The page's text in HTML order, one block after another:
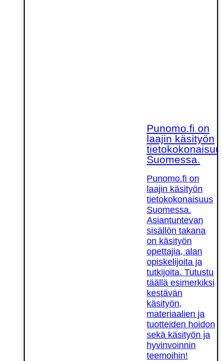
Punomo.fi on
laajin käsityön
Suomessa.
Punomo.fi on
laajin käsityön
tietokokonaisuus
Suomessa.
Asiantuntevan
sisällön takana
on käsityön
opettajia, alan
opiskelijoita ja
tutkijoita. Tutustu
täällä esimerkiksi
kestävän
käsityön,
materiaalien ja
tuotteiden hoidon
sekä käsityön ja
hyvinvoinnin
teemoihin!